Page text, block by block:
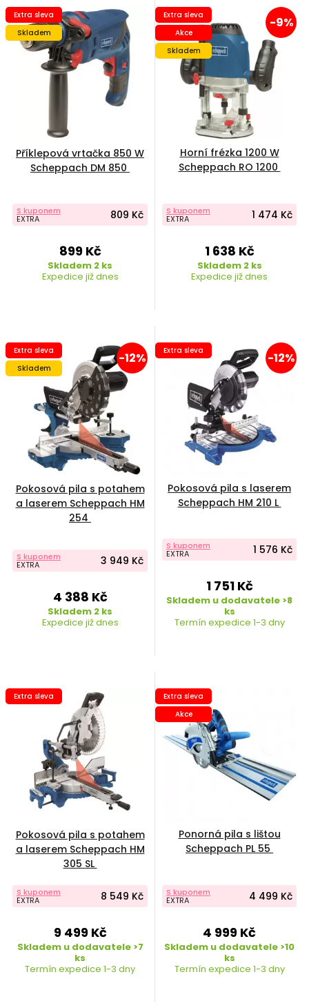
Extra sleva
Skladem
Příklepová vrtačka 850 W
Scheppach DM 850
S kuponem
EXTRA 809 Kč
899 Kč
Skladem 2 ks
Expedice již dnes
-9%
Extra sleva
Akce
Skladem
Horní frézka 1200 W
Scheppach RO 1200
S kuponem
EXTRA 1 474 Kč
1 638 Kč
Skladem 2 ks
Expedice již dnes
-12%
Extra sleva
Skladem
Pokosová pila s potahem
a laserem Scheppach HM
254
S kuponem
EXTRA 3 949 Kč
4 388 Kč
Skladem 2 ks
Expedice již dnes
-12%
Extra sleva
Pokosová pila s laserem
Scheppach HM 210 L
S kuponem
EXTRA 1 576 Kč
1 751 Kč
Skladem u dodavatele >8
ks
Termín expedice 1-3 dny
Extra sleva
Pokosová pila s potahem
a laserem Scheppach HM
305 SL
S kuponem
EXTRA 8 549 Kč
9 499 Kč
Skladem u dodavatele >7
ks
Termín expedice 1-3 dny
Extra sleva
Akce
Ponorná pila s lištou
Scheppach PL 55
S kuponem
EXTRA 4 499 Kč
4 999 Kč
Skladem u dodavatele >10
ks
Termín expedice 1-3 dny